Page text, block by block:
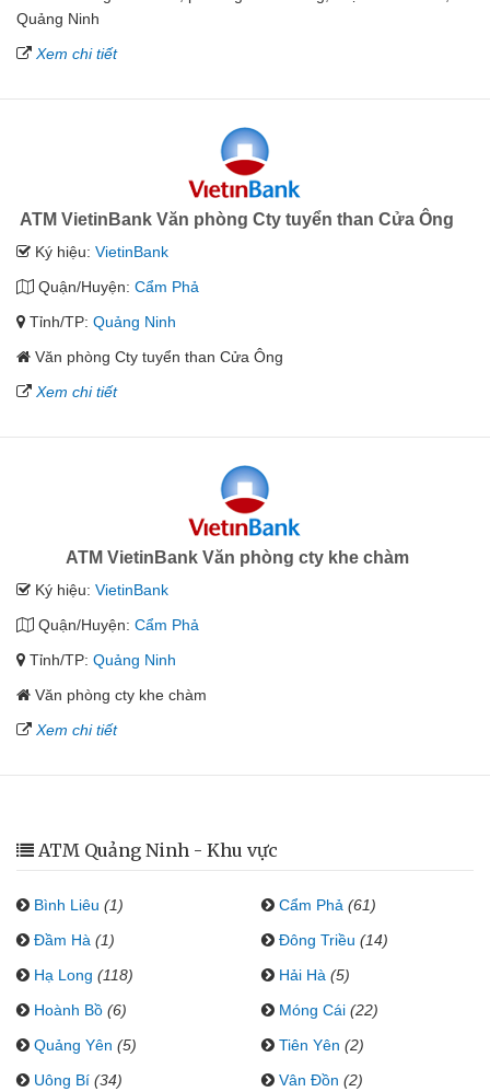
Quảng Ninh
Xem chi tiết
ATM VietinBank Văn phòng Cty tuyển than Cửa Ông
Ký hiệu: VietinBank
Quận/Huyện: Cẩm Phả
Tỉnh/TP: Quảng Ninh
Văn phòng Cty tuyển than Cửa Ông
Xem chi tiết
ATM VietinBank Văn phòng cty khe chàm
Ký hiệu: VietinBank
Quận/Huyện: Cẩm Phả
Tỉnh/TP: Quảng Ninh
Văn phòng cty khe chàm
Xem chi tiết
ATM Quảng Ninh - Khu vực
Bình Liêu (1) Cẩm Phả (61)
Đầm Hà (1) Đông Triều (14)
Hạ Long (118) Hải Hà (5)
Hoành Bồ (6) Móng Cái (22)
Quảng Yên (5) Tiên Yên (2)
Uông Bí (34) Vân Đồn (2)